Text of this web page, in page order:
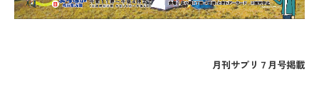
月刊サプリ７月号掲載